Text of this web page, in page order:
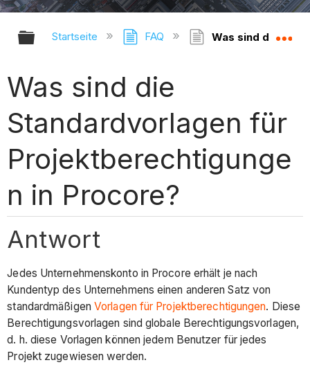
Globale Hierarchie auf- und
Startseite FAQ Was sind die
Was sind die
Standardvorlagen für
Projektberechtigunge
n in Procore?
Antwort
Jedes Unternehmenskonto in Procore erhält je nach
Kundentyp des Unternehmens einen anderen Satz von
standardmäßigen Vorlagen für Projektberechtigungen. Diese
Berechtigungsvorlagen sind globale Berechtigungsvorlagen,
d. h. diese Vorlagen können jedem Benutzer für jedes
Projekt zugewiesen werden.